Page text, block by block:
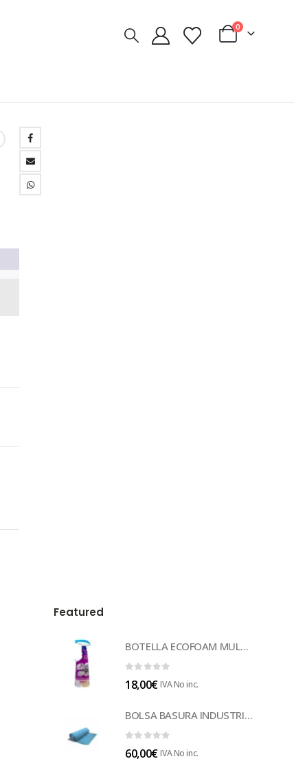
0
Featured
BOTELLA ECOFOAM MULTISUELOS (LECOF12)
18,00€ IVA No inc.
BOLSA BASURA INDUSTRIAL AZUL (B014A)
60,00€ IVA No inc.